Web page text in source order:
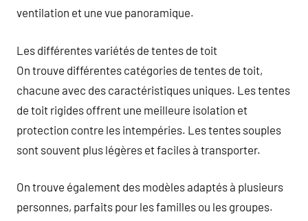
ventilation et une vue panoramique.
Les différentes variétés de tentes de toit
On trouve différentes catégories de tentes de toit,
chacune avec des caractéristiques uniques. Les tentes
de toit rigides offrent une meilleure isolation et
protection contre les intempéries. Les tentes souples
sont souvent plus légères et faciles à transporter.
On trouve également des modèles adaptés à plusieurs
personnes, parfaits pour les familles ou les groupes.